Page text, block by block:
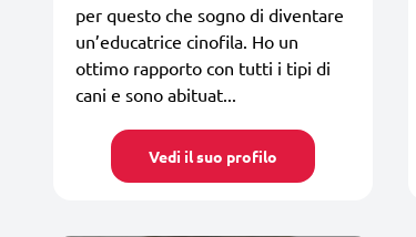
per questo che sogno di diventare
un’educatrice cinofila. Ho un
ottimo rapporto con tutti i tipi di
cani e sono abituat...
Vedi il suo profilo